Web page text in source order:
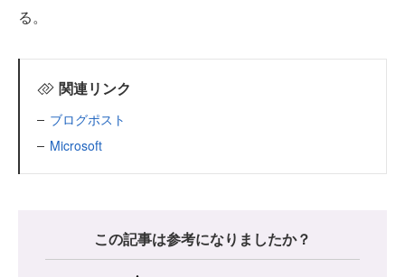
る。
関連リンク
ブログポスト
Microsoft
この記事は参考になりましたか？